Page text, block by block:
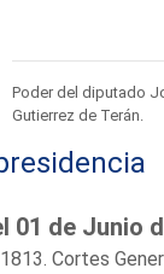
las Cortes
América y
Ordinarias de
diputado esta
Poder del diputado
Gutierrez de Terán.
01 de Junio
Cortes